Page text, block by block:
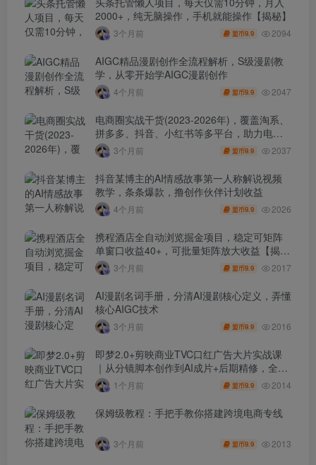
2000+，纯无脑操作，手机就能操作【揭秘】
3个月前 盟币9.9 2094
AIGC精品漫剧创作全流程解析，S级漫剧教
学，从零开始学AIGC漫剧创作
4个月前 盟币9.9 2047
电商圈实战干货(2023-2026年)，覆盖淘系、
拼多多、抖音、小红书等多平台，助力电商
人避开坑、提效率、稳盈利(更新4月)
3个月前 盟币9.9 2037
抖音某博主的AI情感故事第一人称解说视频
教学，条条爆款，撸创作伙伴计划收益
4个月前 盟币9.9 2026
携程酒店全自动浏览掘金项目，稳定可矩阵
单窗口收益40+，可批量矩阵放大收益【揭
秘】3个月前 盟币9.9 2017
AI漫剧名词手册，分清AI漫剧核心定义，弄懂
核心AIGC技术
3个月前 盟币9.9 2016
即梦2.0+剪映商业TVC口红广告大片实战课
｜从分镜脚本创作到AI成片+后期精修，全流
程打造品牌级产品广告
1个月前 盟币9.9 2014
保姆级教程：手把手教你搭建跨境电商专线
3个月前 盟币9.9 2013